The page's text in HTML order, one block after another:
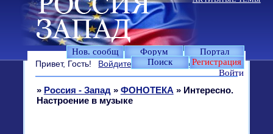
Нов. сообщ Форум
Портал
Поиск
Регистрация
Войти
Привет, Гость! Войдите илизарегистрируйтесь.
» Россия - Запад » ФОНОТЕКА » Интересно.
Настроение в музыке